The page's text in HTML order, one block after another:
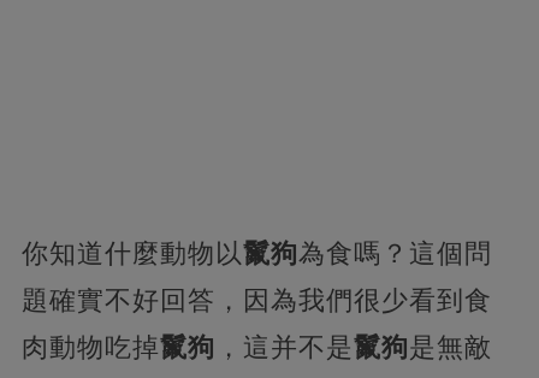
你知道什麼動物以鬣狗為食嗎？這個問
題確實不好回答，因為我們很少看到食
肉動物吃掉鬣狗 ，這并不是鬣狗是無敵